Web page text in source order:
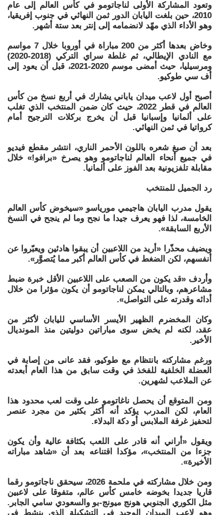
وتعود المشاركة الأولى لناجاتومو في كأس العالم إلى عام
2010، حين بلغت اليابان الدور ثمن النهائي في جنوب إفريقيا،
وهو الأداء الذي مهّد لانضمامه إلى إنتر بعد ستة أشهر.
وخاض بعدها أكثر من 200 مباراة في أوروبا خلال 7 مواسم
مع النادي الإيطالي، ثم غلطة سراي التركي (2018-2020)
ومرسيليا، حيث أمضى موسم 2020-2021، قبل أن يعود إلى
أف سي طوكيو.
أصبح أول لاعب ميدان ياباني يشارك في أربع نسخ من كأس
العالم في قطر 2022، حيث كان ضمن المنتخب الذي تغلب
على ألمانيا وإسبانيا قبل أن يخرج بركلات الترجيح أمام
كرواتيا في ثمن النهائي.
بعد أن صبغ شعره باللون الأحمر الناري، انتشر مقطع فيديو
في جميع أنحاء العالم لناجاتومو وهو يصرخ «برافو!» خلال
مقابلة تلفزيونية بعد الفوز على ألمانيا.
رد الجميل للمنتخب
يقول مدرب اليابان هاجيمي مورياسو «سيخوض كأس العالم
الخامسة، لذا فهو يعرف جيدا ما نجح وما لم ينجح في النسخ
الأربع السابقة».
ويضيف محذّرا «أريد من اللاعبين أن يبقوا هادئين ويعبّروا عن
أنفسهم، لكن الضغط في كأس العالم أكبر مما يُتصوَّر».
وأردف «قد يكون من الصعب على اللاعبين الأقل خبرة ضبط
مشاعرهم، وبالتالي يمكن لناجاتومو أن يكون مؤثرا من خلال
أدائه وقدرته على التواصل».
وكان المخضرم الظهير الأيسر الأساسي لليابان لأكثر من
عقد، لكنه لم يخض سوى مباراتين دوليتين منذ المونديال
الأخير.
ورغم مشاركته بانتظام مع طوكيو، فقد عانى من إصابة في
العضلة الخلفية للفخذ في وقت سابق من هذا العام أبعدته
عن الملاعب لشهرين.
ومن المتوقع أن يحصل ناغاتومو على وقت لعب محدود هذا
العام، لكن المدرب يؤكد أنه أكثر بكثير من مجرد عنصر
لتحفيز غرفة الملابس أو دكة البدلاء.
ويقول «أراني أنه قادر على اللعب بكثافة عالية وأن يكون
جزءا من المنتخب»، مؤكدا اقتناعه بعد أن «شاهد مباراته
الأخيرة».
ومن خلال مشاركته في ملحمة 2026، سيحقق ناجاتومو رقما
قاريا جديدا بخوضه خامس كأس عالم، متفوقا على لاعبين
مثل الكوري الجنوبي هونج ميونج-بو والسعودي سامي الجابر.
وهو لاعب الميدان الوحيد في التشكيلة الذي ينشط في